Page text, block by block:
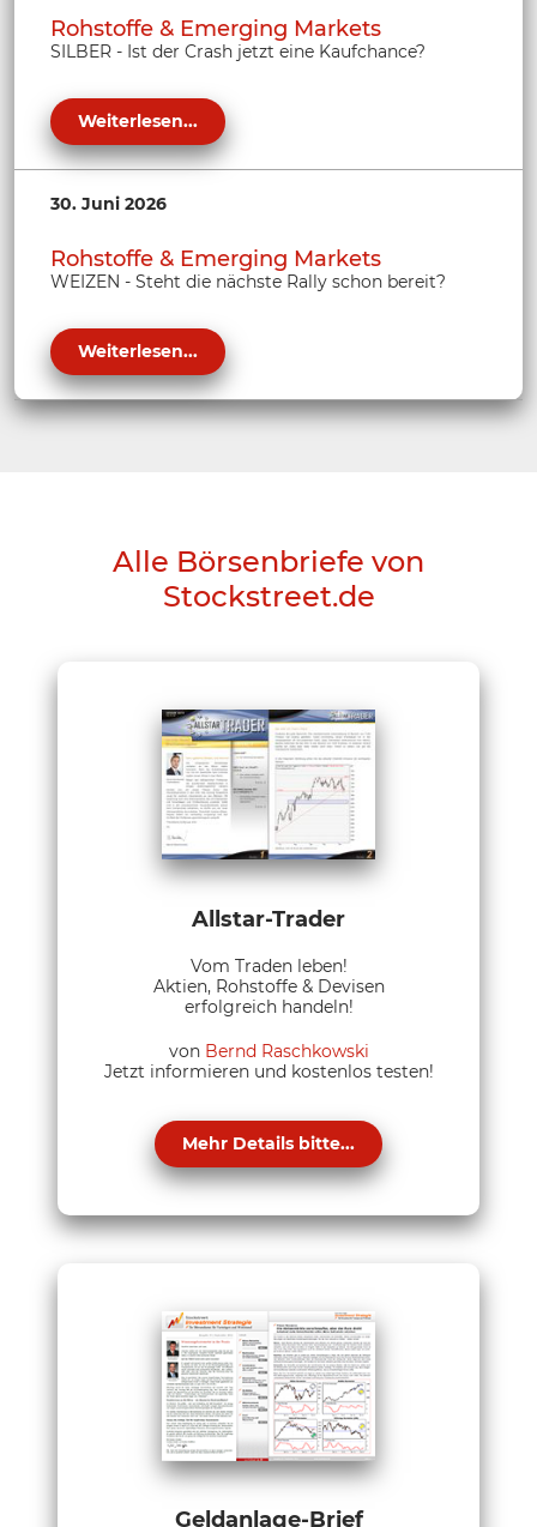
Rohstoffe & Emerging Markets
SILBER - Ist der Crash jetzt eine Kaufchance?
Weiterlesen...
30. Juni 2026
Rohstoffe & Emerging Markets
WEIZEN - Steht die nächste Rally schon bereit?
Weiterlesen...
Alle Börsenbriefe von
Stockstreet.de
Allstar-Trader
Vom Traden leben!
Aktien, Rohstoffe & Devisen
erfolgreich handeln!
von Bernd Raschkowski
Jetzt informieren und kostenlos testen!
Mehr Details bitte...
Geldanlage-Brief